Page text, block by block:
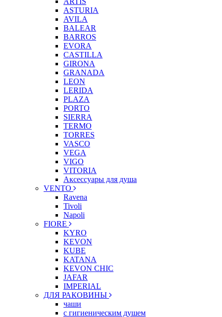
ASTURIA
AVILA
BALEAR
BARROS
EVORA
CASTILLA
GIRONA
GRANADA
LEON
LERIDA
PLAZA
PORTO
SIERRA
TERMO
TORRES
VASCO
VEGA
VIGO
VITORIA
Аксессуары для душа
VENTO
Ravena
Tivoli
Napoli
FIORE
KYRO
KEVON
KUBE
KATANA
KEVON CHIC
JAFAR
IMPERIAL
ДЛЯ РАКОВИНЫ
чаши
с гигиеническим душем